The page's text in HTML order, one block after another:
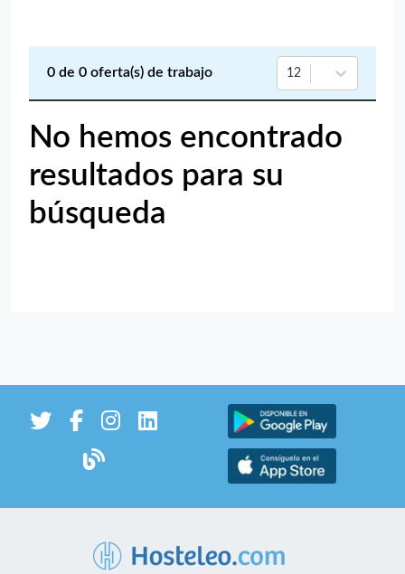
0 de 0 oferta(s) de trabajo 12
No hemos encontrado
resultados para su
búsqueda